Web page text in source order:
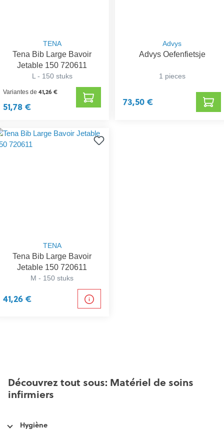
TENA
Tena Bib Large Bavoir
Jetable 150 720611
L - 150 stuks
Variantes de41,26 €
51,78 €
Advys
Advys Oefenfietsje
1 pieces
73,50 €
TENA
Tena Bib Large Bavoir
Jetable 150 720611
M - 150 stuks
41,26 €
Découvrez tout sous: Matériel de soins
infirmiers
Hygiène